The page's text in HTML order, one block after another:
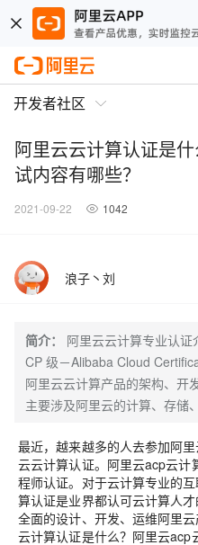
开发者社区
阿里云云计算认证是
试内容有哪些？
2021-09-22 1042
浪子丶刘
简介：
阿里云云计算专业认
CP 级－Alibaba Cloud
阿里云云计算产品的架构、开
主要涉及阿里云的计算、存储
最近，越来越多的人去参加阿
云云计算认证。阿里云acp云计
程师认证。对于云计算专业的
算认证是业界都认可云计算人
全面的设计、开发、运维阿里
云计算认证是什么？阿里云